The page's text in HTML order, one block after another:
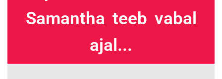
Samantha teeb vabal
ajal...